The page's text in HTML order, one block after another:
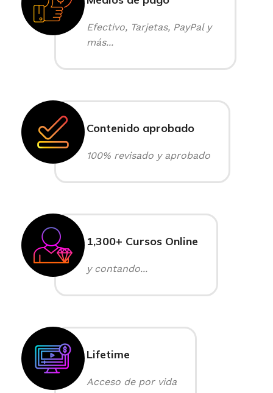
Efectivo, Tarjetas, PayPal y
más...
Contenido aprobado
100% revisado y aprobado
1,300+ Cursos Online
y contando...
Lifetime
Acceso de por vida